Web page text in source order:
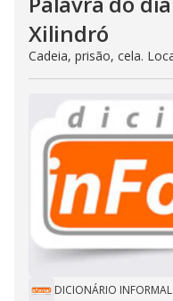
Xilindró
Cadeia, prisão, cela.
DICIONÁRIO INFORMAL